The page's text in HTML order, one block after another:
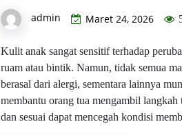
admin Maret 24, 2026
Kulit anak sangat sensitif terhadap
ruam atau bintik. Namun, tidak semua
berasal dari alergi, sementara lainnya
membantu orang tua mengambil langkah
dan sesuai dapat mencegah kondisi